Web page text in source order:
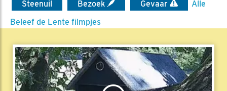
Steenuil Bezoek Gevaar
Alle
Beleef de Lente filmpjes